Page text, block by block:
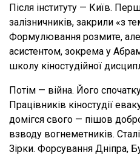
Після інституту — Київ.
залізничників, закрили «з
Формулювання розмите,
асистентом, зокрема у
школу кіностудійної
Потім — війна. Його
Працівників кіностудії
домігся свого — пішов
взводу вогнеметників.
Зірки. Форсування Дніпра,